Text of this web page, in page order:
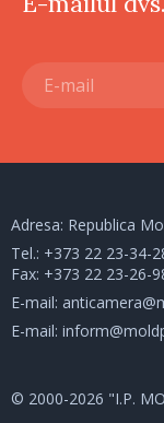
Adresa: Republica
Tel.: +373 22 23-34-
Fax: +373 22 23-26-
E-mail:
E-mail:
© 2000-2026 "I.P.